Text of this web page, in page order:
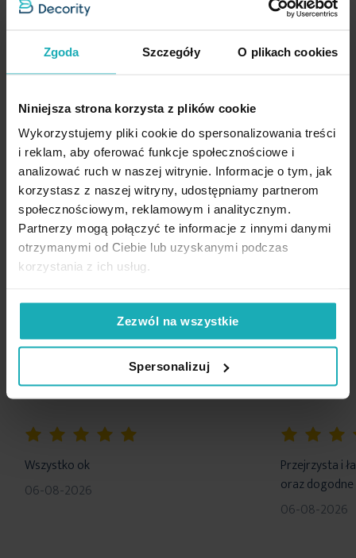
Zgoda Szczegóły O plikach cookies
Niniejsza strona korzysta z plików cookie
Wykorzystujemy pliki cookie do spersonalizowania treści
i reklam, aby oferować funkcje społecznościowe i
analizować ruch w naszej witrynie. Informacje o tym, jak
korzystasz z naszej witryny, udostępniamy partnerom
społecznościowym, reklamowym i analitycznym.
Partnerzy mogą połączyć te informacje z innymi danymi
otrzymanymi od Ciebie lub uzyskanymi podczas
korzystania z ich usług.
Zezwól na wszystkie
Spersonalizuj
Jednostka miary
Waga netto
Pobierz instrukcję użytkowania i bezpieczeństwa produktu
Prosty, nowoczesny design sprawia, że magnesy pasują do każdego
Cechy produktu
Komplet 2 sztuk
– pełny zestaw na jedną parę zasłon
Elastyczna linka – łatwe i estetyczne upięcie tkaniny
Nie uszkadza materiału– bez igieł i wiązań
Uniwersalny styl premium– pasuje do nowoczesnych,
klasycznych i minimalistycznych wnętrz
Łatwy w użyciu– szybkie podpięcie i zwolnienie tkaniny
Zastosowanie:zasłony, firany, lekkie tkaniny dekoracyjne
Długość: 13 cm
Opinie potwierdzone zakupem
5%
Na podstawie 1226 opinii. Zobacz niektóre opinie tutaj.
Wszystko ok
06-08-2026
Przejrzysta i
oraz
06-08-2026